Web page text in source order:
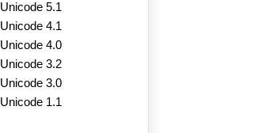
Unicode 5.1
Unicode 4.1
Unicode 4.0
Unicode 3.2
Unicode 3.0
Unicode 1.1